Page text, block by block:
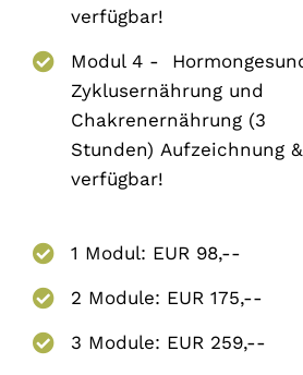
verfügbar!
Modul 4 -
Zyklusernährung und
Chakrenernährung (3
Stunden) Aufzeichnung
verfügbar!
1 Modul: EUR 98,--
2 Module: EUR 175,--
3 Module: EUR 259,--